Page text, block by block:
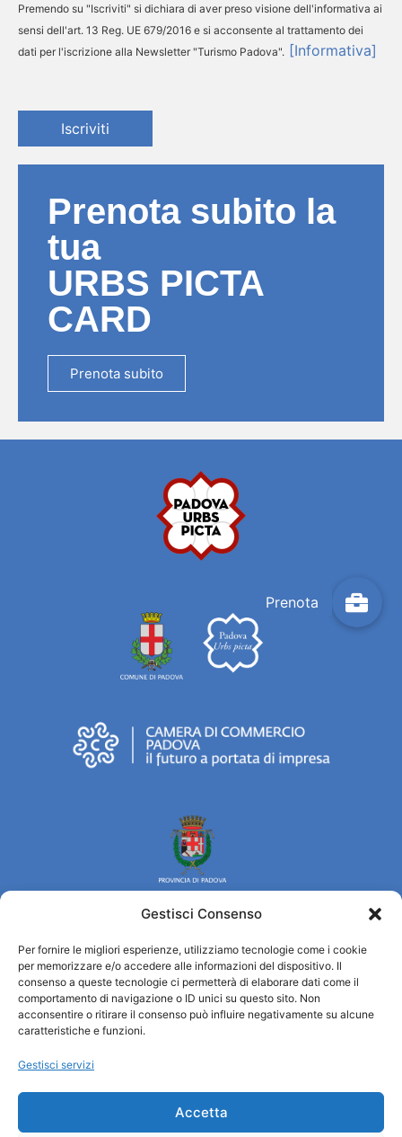
Gestisci Consenso
Per fornire le migliori esperienze, utilizziamo tecnologie come i cookie
per memorizzare e/o accedere alle informazioni del dispositivo. Il
consenso a queste tecnologie ci permetterà di elaborare dati come il
comportamento di navigazione o ID unici su questo sito. Non
acconsentire o ritirare il consenso può influire negativamente su alcune
caratteristiche e funzioni.
Gestisci servizi
Accetta
Premendo su "Iscriviti" si dichiara di aver preso visione dell'informativa ai
sensi dell'art. 13 Reg. UE 679/2016 e si acconsente al trattamento dei
dati per l'iscrizione alla Newsletter "Turismo Padova". [Informativa]
Iscriviti
Prenota subito la
tua
URBS PICTA
CARD
Prenota subito
Turismo Padova
Chi siamo
Informazioni e Accoglienza Turistica/IAT
Cookie Policy
Credits
Amministrazione trasparente